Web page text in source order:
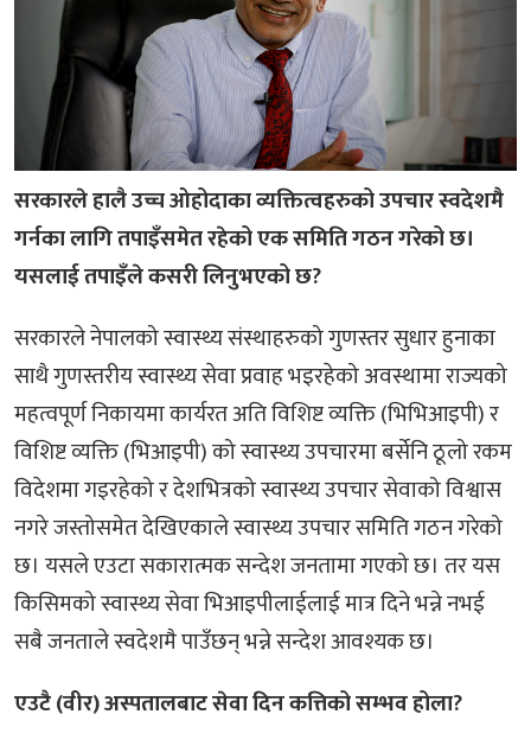
सरकारले हालै उच्च ओहोदाका व्यक्तित्वहरुको उपचार स्वदेशमै
गर्नका लागि तपाइँसमेत रहेको एक समिति गठन गरेको छ।
यसलाई तपाइँले कसरी लिनुभएको छ?
सरकारले नेपालको स्वास्थ्य संस्थाहरुको गुणस्तर सुधार हुनाका
साथै गुणस्तरीय स्वास्थ्य सेवा प्रवाह भइरहेको अवस्थामा राज्यको
महत्वपूर्ण निकायमा कार्यरत अति विशिष्ट व्यक्ति (भिभिआइपी) र
विशिष्ट व्यक्ति (भिआइपी) को स्वास्थ्य उपचारमा बर्सेनि ठूलो रकम
विदेशमा गइरहेको र देशभित्रको स्वास्थ्य उपचार सेवाको विश्वास
नगरे जस्तोसमेत देखिएकाले स्वास्थ्य उपचार समिति गठन गरेको
छ। यसले एउटा सकारात्मक सन्देश जनतामा गएको छ। तर यस
किसिमको स्वास्थ्य सेवा भिआइपीलाईलाई मात्र दिने भन्ने नभई
सबै जनताले स्वदेशमै पाउँछन् भन्ने सन्देश आवश्यक छ।
एउटै (वीर) अस्पतालबाट सेवा दिन कत्तिको सम्भव होला?